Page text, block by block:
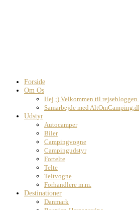
Forside
Om Os
Hej ;) Velkommen til
Samarbejde med
Udstyr
Autocamper
Biler
Campingvogne
Campingudstyr
Fortelte
Telte
Teltvogne
Forhandlere m.m.
Destinationer
Danmark